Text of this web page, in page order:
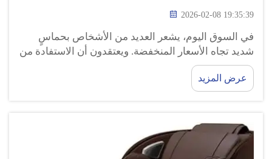
2026-02-08 19:35:39
في السوق اليوم، يشعر العديد من الأشخاص بحماسٍ
شديد تجاه الأسعار المنخفضة. ويعتقدون أن الاستفادة من
العروض الترويجية هي أفضل طريقة للتسوق. لكنني أخبر
عملائي دائمًا أن إنفاق مبلغٍ إضافي بسيط على الجودة قد
يكون خيارًا أفضل بكثير على المدى الطويل. ففي شركة
عرض المزيد